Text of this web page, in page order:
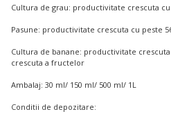
Cultura de grau: productivitate crescuta cu
Pasune: productivitate crescuta cu peste
Cultura de banane: productivitate
crescuta a fructelor
Ambalaj: 30 ml/ 150 ml/ 500 ml/ 1L
Conditii de depozitare: